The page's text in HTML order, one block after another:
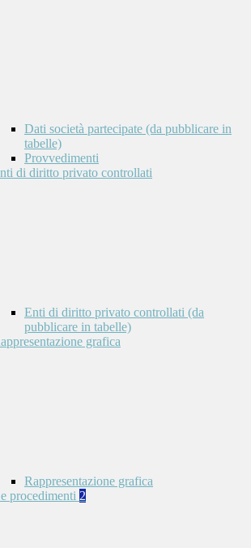
Dati società partecipate (da pubblicare in
tabelle)
Provvedimenti
di diritto privato controllati
Enti di diritto privato controllati (da
pubblicare in tabelle)
grafica
Rappresentazione grafica
procedimenti 2